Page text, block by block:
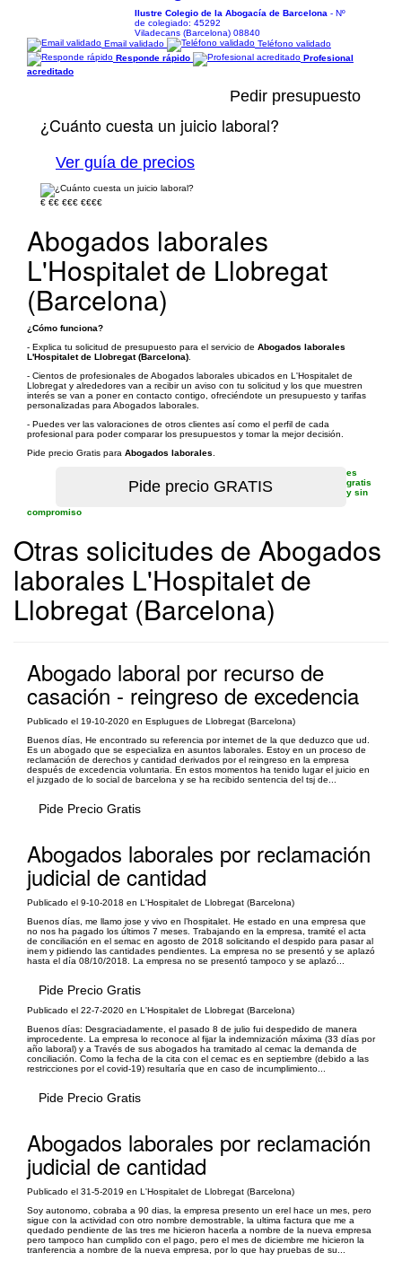
Ilustre Colegio de la Abogacía de Barcelona - Nº
de colegiado: 45292
Viladecans (Barcelona) 08840
Email validado
Teléfono validado
Responde rápido
Profesional
acreditado
Pedir presupuesto
¿Cuánto cuesta un juicio laboral?
Ver guía de precios
€ €€ €€€ €€€€
Abogados laborales
L'Hospitalet de Llobregat
(Barcelona)
¿Cómo funciona?
- Explica tu solicitud de presupuesto para el servicio de Abogados laborales
L'Hospitalet de Llobregat (Barcelona)
- Cientos de profesionales de Abogados laborales ubicados en L'Hospitalet de
Llobregat y alrededores van a recibir un aviso con tu solicitud y los que muestren
interés se van a poner en contacto contigo, ofreciéndote un presupuesto y tarifas
personalizadas para Abogados laborales.
- Puedes ver las valoraciones de otros clientes así como el perfil de cada
profesional para poder comparar los presupuestos y tomar la mejor decisión.
Pide precio Gratis para Abogados laborales
es
gratis
y sin
compromiso
Otras solicitudes de Abogados
laborales L'Hospitalet de
Llobregat (Barcelona)
Abogado laboral por recurso de
casación - reingreso de excedencia
Publicado el 19-10-2020 en Esplugues de Llobregat (Barcelona)
Buenos días, He encontrado su referencia por internet de la que deduzco que ud.
Es un abogado que se especializa en asuntos laborales. Estoy en un proceso de
reclamación de derechos y cantidad derivados por el reingreso en la empresa
después de excedencia voluntaria. En estos momentos ha tenido lugar el juicio en
el juzgado de lo social de barcelona y se ha recibido sentencia del tsj de...
Pide Precio Gratis
Abogados laborales por reclamación
judicial de cantidad
Publicado el 9-10-2018 en L'Hospitalet de Llobregat (Barcelona)
Buenos días, me llamo jose y vivo en l’hospitalet. He estado en una empresa que
no nos ha pagado los últimos 7 meses. Trabajando en la empresa, tramité el acta
de conciliación en el semac en agosto de 2018 solicitando el despido para pasar al
inem y pidiendo las cantidades pendientes. La empresa no se presentó y se aplazó
hasta el día 08/10/2018. La empresa no se presentó tampoco y se aplazó...
Pide Precio Gratis
Publicado el 22-7-2020 en L'Hospitalet de Llobregat (Barcelona)
Buenos días: Desgraciadamente, el pasado 8 de julio fui despedido de manera
improcedente. La empresa lo reconoce al fijar la indemnización máxima (33 días por
año laboral) y a Través de sus abogados ha tramitado al cemac la demanda de
conciliación. Como la fecha de la cita con el cemac es en septiembre (debido a las
restricciones por el covid-19) resultaría que en caso de incumplimiento...
Pide Precio Gratis
Abogados laborales por reclamación
judicial de cantidad
Publicado el 31-5-2019 en L'Hospitalet de Llobregat (Barcelona)
Soy autonomo, cobraba a 90 dias, la empresa presento un erel hace un mes, pero
sigue con la actividad con otro nombre demostrable, la ultima factura que me a
quedado pendiente de las tres me hicieron hacerla a nombre de la nueva empresa
pero tampoco han cumplido con el pago, pero el mes de diciembre me hicieron la
tranferencia a nombre de la nueva empresa, por lo que hay pruebas de su...